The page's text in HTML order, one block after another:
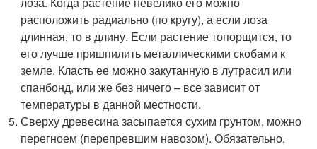
расположить радиально (по кругу), а если лоза
длинная, то в длину. Если растение топорщится, то
его лучше пришпилить металлическими скобами к
земле. Класть ее можно закутанную в лутрасил или
спанбонд, или же без ничего – все зависит от
температуры в данной местности.
Сверху древесина засыпается сухим грунтом, можно
перегноем (перепревшим навозом). Обязательно,